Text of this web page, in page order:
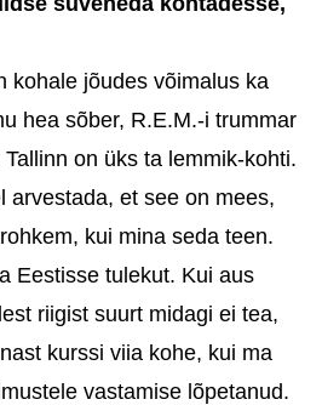
kohale jõudes võimalus ka
hea sõber, R.E.M.-i trummar
on üks ta lemmik-kohti.
arvestada, et see on mees,
kui mina seda teen.
Eestisse tulekut. Kui aus
riigist suurt midagi ei tea,
kurssi viia kohe, kui ma
vastamise lõpetanud.